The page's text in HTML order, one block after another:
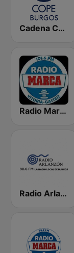
Cadena COPE Burgos
Radio Marca Vitoria-Gasteiz
Radio Arlanzón